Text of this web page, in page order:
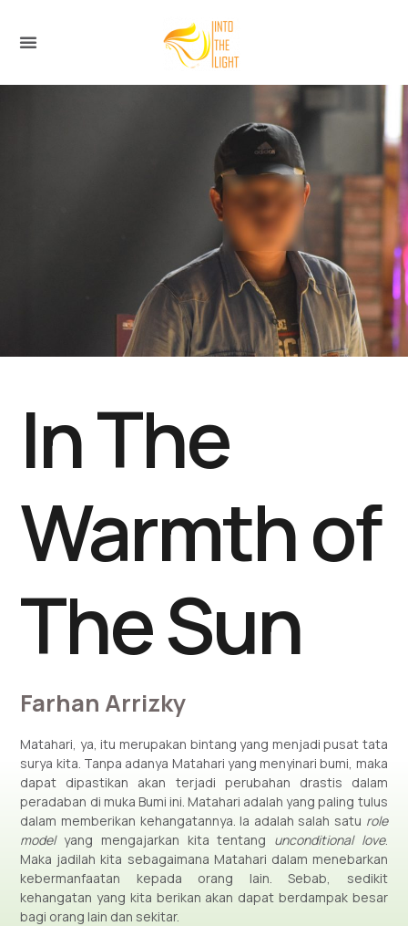
In The
Warmth of
The Sun
Farhan Arrizky
Matahari, ya, itu merupakan bintang yang menjadi pusat tata
surya kita. Tanpa adanya Matahari yang menyinari bumi, maka
dapat dipastikan akan terjadi perubahan drastis dalam
peradaban di muka Bumi ini. Matahari adalah yang paling tulus
dalam memberikan kehangatannya. Ia adalah salah satu role
modelyang mengajarkan kita tentang unconditional love.
Maka jadilah kita sebagaimana Matahari dalam menebarkan
kebermanfaatan kepada orang lain. Sebab, sedikit
kehangatan yang kita berikan akan dapat berdampak besar
bagi orang lain dan sekitar.